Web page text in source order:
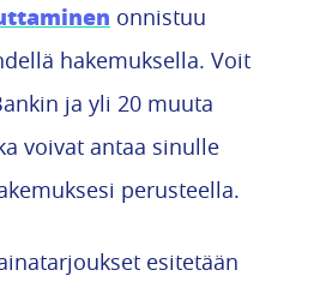
onnistuu
hakemuksella. Voit
ja yli 20 muuta
voivat antaa sinulle
perusteella.
esitetään